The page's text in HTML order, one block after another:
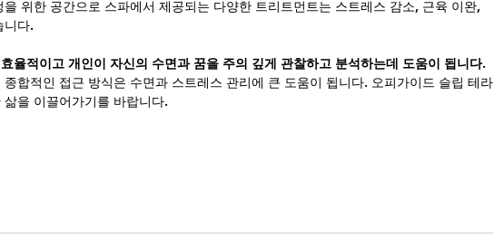
위한 공간으로 스파에서 제공되는 다양한 트리트먼트는 스트레스 감소, 근육 이완,
니다.
율적이고 개인이 자신의 수면과 꿈을 주의 깊게 관찰하고 분석하는데 도움이 됩니다.
합적인 접근 방식은 수면과 스트레스 관리에 큰 도움이 됩니다. 오피가이드 슬립 테라
을 이끌어가기를 바랍니다.